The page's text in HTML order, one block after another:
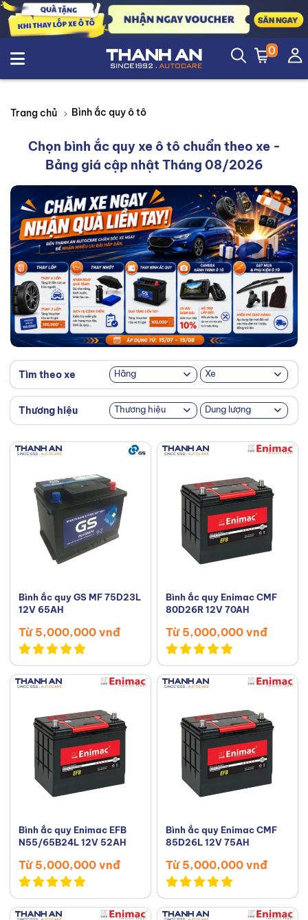
0
Trang chủ Bình ắc quy ô tô
Chọn bình ắc quy xe ô tô chuẩn theo xe -
Bảng giá cập nhật Tháng 08/2026
Tìm theo xe Hãng Xe
Thương hiệu Thương hiệu Dung lượng
Bình ắc quy GS MF 75D23L
12V 65AH
Từ 5,000,000 vnđ
Bình ắc quy Enimac CMF
80D26R 12V 70AH
Từ 5,000,000 vnđ
Bình ắc quy Enimac EFB
N55/65B24L 12V 52AH
Từ 5,000,000 vnđ
Bình ắc quy Enimac CMF
85D26L 12V 75AH
Từ 5,000,000 vnđ